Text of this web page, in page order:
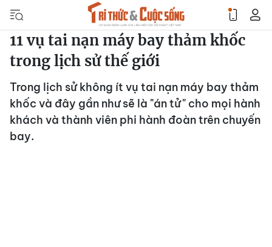
11 vụ tai nạn máy bay thảm khốc
trong lịch sử thế giới
Trong lịch sử không ít vụ tai nạn máy bay thảm
khốc và đây gần như sẽ là "án tử" cho mọi hành
khách và thành viên phi hành đoàn trên chuyến
bay.